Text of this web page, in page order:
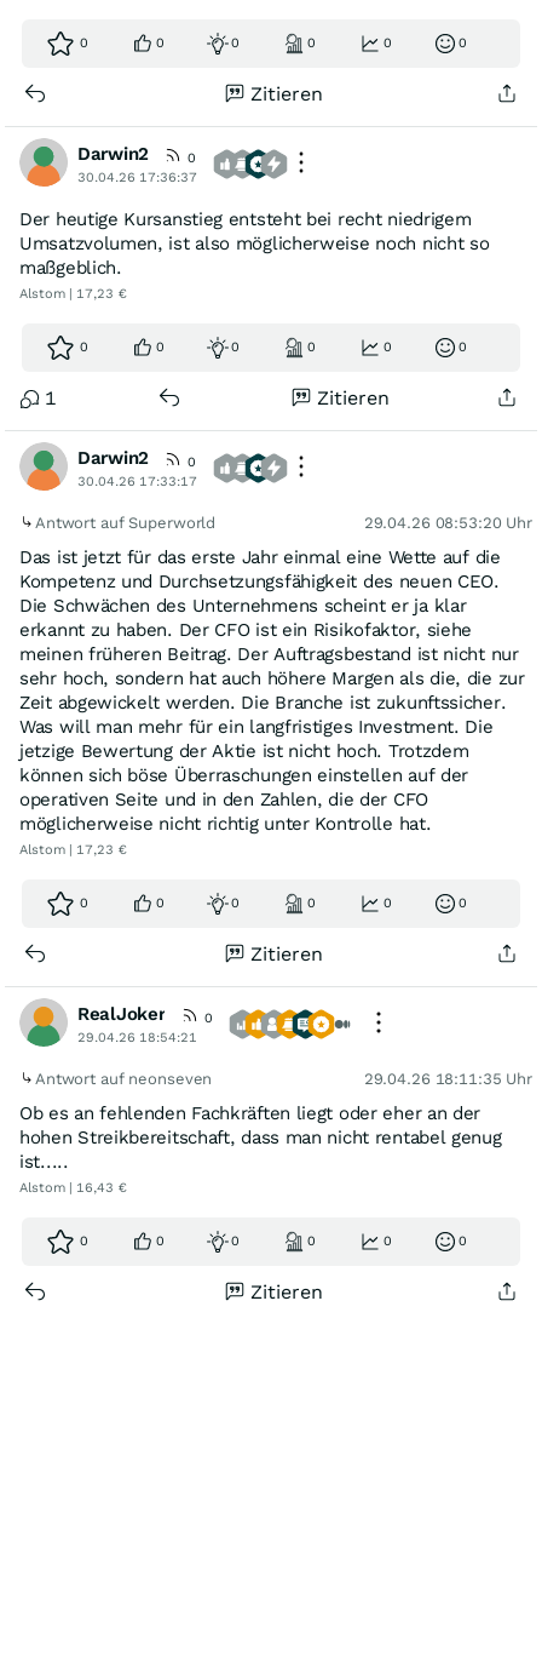
0 0 0 0 0 0
Zitieren
Darwin2
0
30.04.26 17:36:37
Der heutige Kursanstieg entsteht bei recht niedrigem
Umsatzvolumen, ist also möglicherweise noch nicht so
maßgeblich.
Alstom | 17,23 €
0 0 0 0 0 0
1 Zitieren
Darwin2
0
30.04.26 17:33:17
Antwort auf Superworld 29.04.26 08:53:20 Uhr
Das ist jetzt für das erste Jahr einmal eine Wette auf die
Kompetenz und Durchsetzungsfähigkeit des neuen CEO.
Die Schwächen des Unternehmens scheint er ja klar
erkannt zu haben. Der CFO ist ein Risikofaktor, siehe
meinen früheren Beitrag. Der Auftragsbestand ist nicht nur
sehr hoch, sondern hat auch höhere Margen als die, die zur
Zeit abgewickelt werden. Die Branche ist zukunftssicher.
Was will man mehr für ein langfristiges Investment. Die
jetzige Bewertung der Aktie ist nicht hoch. Trotzdem
können sich böse Überraschungen einstellen auf der
operativen Seite und in den Zahlen, die der CFO
möglicherweise nicht richtig unter Kontrolle hat.
Alstom | 17,23 €
0 0 0 0 0 0
Zitieren
RealJoker
0
29.04.26 18:54:21
Antwort auf neonseven 29.04.26 18:11:35 Uhr
Ob es an fehlenden Fachkräften liegt oder eher an der
hohen Streikbereitschaft, dass man nicht rentabel genug
ist.....
Alstom | 16,43 €
0 0 0 0 0 0
Zitieren